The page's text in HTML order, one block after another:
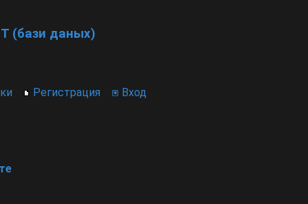
(бази даных)
Регистрация Вход